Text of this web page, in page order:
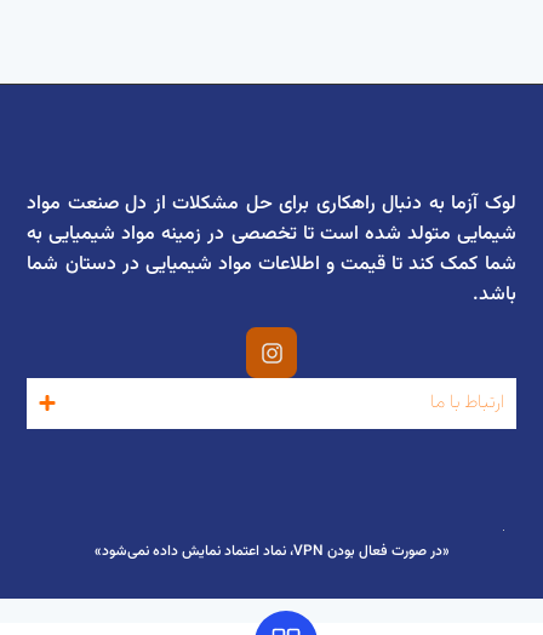
لوک آزما به دنبال راهکاری برای حل مشکلات از دل صنعت مواد
شیمایی متولد شده است تا تخصصی در زمینه مواد شیمیایی به
شما کمک کند تا قیمت و اطلاعات مواد شیمیایی در دستان شما
باشد.
ارتباط با ما
«در صورت فعال بودن VPN، نماد اعتماد نمایش داده نمی‌شود»